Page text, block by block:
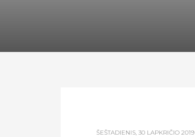
ŠEŠTADIENIS, 30 LAPKRIČIO 2019